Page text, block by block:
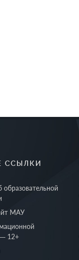
ССЫЛКИ
образовательной
МАУ
12+